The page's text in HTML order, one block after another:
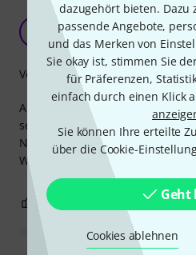
dazugehört bieten. Dazu
passende Angebote,
und das Merken von
Sie okay ist, stimmen Sie
für Präferenzen,
einfach durch einen Klick
Sie können Ihre erteilte
über die Cookie-
Geht
Cookies ablehnen
Schöne Kabel
Als Belden-Fan muss ich sagen,
sehr nahe kommt... perfektes
Neutrik-Anschluss und
Wirklich ein tolles Produkt, ich
Verarbeitung
BEWERTUNG